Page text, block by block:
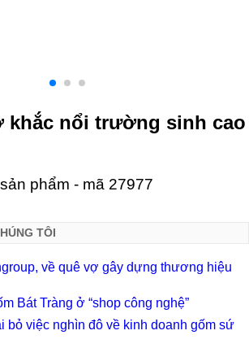
khắc nổi trường sinh cao
phẩm - mã 27977
TÔI
về quê vợ gây dựng thương hiệu
Bát Tràng ở “shop công nghệ”
bỏ việc nghìn đô về kinh doanh gốm sứ